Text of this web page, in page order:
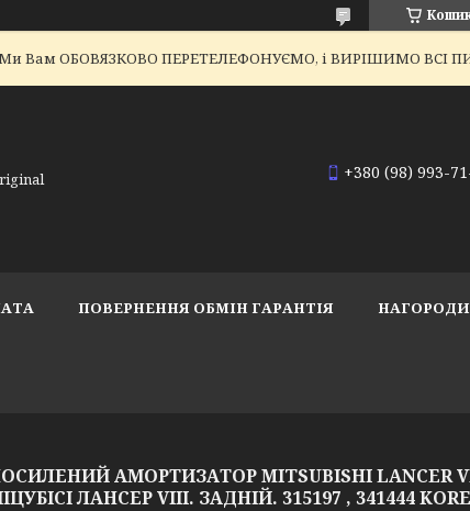
Ми Вам ОБОВЯЗКОВО ПЕРЕТЕЛЕФОНУЄМО, і ВИРІШИМО ВСІ
+380 (98) 993-
ПОВЕРНЕННЯ ОБМІН ГАРАНТІЯ
АМОРТИЗАТОР MITSUBISHI LANCER
ЛАНСЕР VIII. ЗАДНІЙ. 315197 , 341444